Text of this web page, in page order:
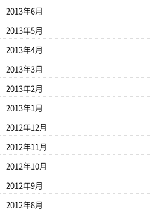
2013年6月
2013年5月
2013年4月
2013年3月
2013年2月
2013年1月
2012年12月
2012年11月
2012年10月
2012年9月
2012年8月